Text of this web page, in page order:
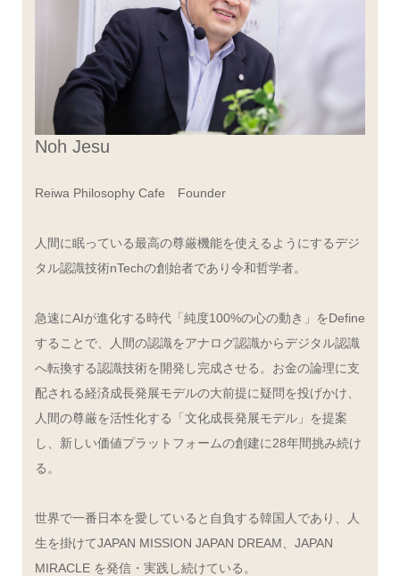
Noh Jesu
Reiwa Philosophy Cafe Founder
人間に眠っている最高の尊厳機能を使えるようにするデジ
タル認識技術nTechの創始者であり令和哲学者。
急速にAIが進化する時代「純度100%の心の動き」をDefine
することで、人間の認識をアナログ認識からデジタル認識
へ転換する認識技術を開発し完成させる。お金の論理に支
配される経済成長発展モデルの大前提に疑問を投げかけ、
人間の尊厳を活性化する「文化成長発展モデル」を提案
し、新しい価値プラットフォームの創建に28年間挑み続け
る。
世界で一番日本を愛していると自負する韓国人であり、人
生を掛けてJAPAN MISSION JAPAN DREAM、JAPAN
MIRACLE を発信・実践し続けている。